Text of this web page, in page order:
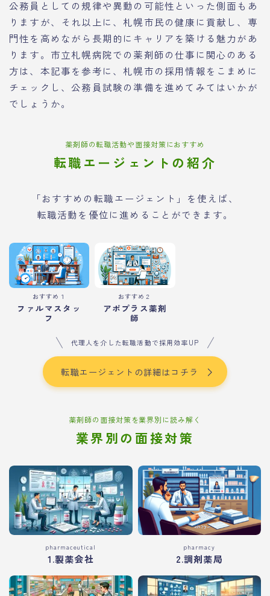
公務員としての規律や異動の可能性といった側面もあ
りますが、それ以上に、札幌市民の健康に貢献し、専
門性を高めながら長期的にキャリアを築ける魅力があ
ります。市立札幌病院での薬剤師の仕事に関心のある
方は、本記事を参考に、札幌市の採用情報をこまめに
チェックし、公務員試験の準備を進めてみてはいかが
でしょうか。
薬剤師の転職活動や面接対策におすすめ
転職エージェントの紹介
「おすすめの転職エージェント」を使えば、
転職活動を優位に進めることができます。
おすすめ１
ファルマスタッ
フ
おすすめ２
アポプラス薬剤
師
代理人を介した転職活動で採用効率UP
転職エージェントの詳細はコチラ
薬剤師の面接対策を業界別に読み解く
業界別の面接対策
pharmaceutical
1.製薬会社
pharmacy
2.調剤薬局